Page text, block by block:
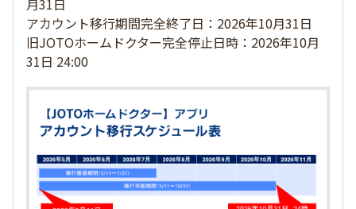
月31日
アカウント移行期間完全終了日：2026年10月31日
旧JOTOホームドクター完全停止日時：2026年10月
31日 24:00